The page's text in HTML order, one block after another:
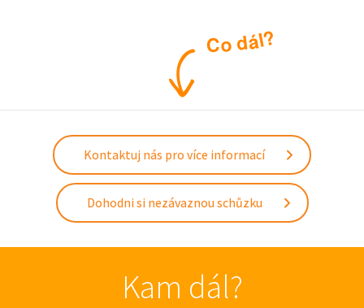
Co dál?
Kontaktuj nás pro více informací
Dohodni si nezávaznou schůzku
Kam dál?